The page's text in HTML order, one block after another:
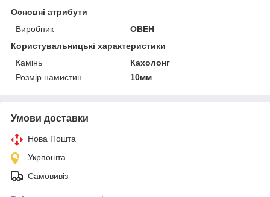
Основні атрибути
Виробник
ОВЕН
Користувальницькі характеристики
Камінь
Кахолонг
Розмір намистин
10мм
Умови доставки
Нова Пошта
Укрпошта
Самовивіз